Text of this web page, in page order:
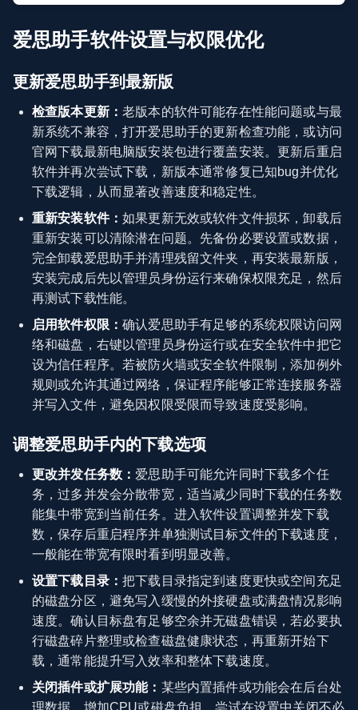
爱思助手软件设置与权限优化
更新爱思助手到最新版
检查版本更新：老版本的软件可能存在性能问题或与最
新系统不兼容，打开爱思助手的更新检查功能，或访问
官网下载最新电脑版安装包进行覆盖安装。更新后重启
软件并再次尝试下载，新版本通常修复已知bug并优化
下载逻辑，从而显著改善速度和稳定性。
重新安装软件：如果更新无效或软件文件损坏，卸载后
重新安装可以清除潜在问题。先备份必要设置或数据，
完全卸载爱思助手并清理残留文件夹，再安装最新版，
安装完成后先以管理员身份运行来确保权限充足，然后
再测试下载性能。
启用软件权限：确认爱思助手有足够的系统权限访问网
络和磁盘，右键以管理员身份运行或在安全软件中把它
设为信任程序。若被防火墙或安全软件限制，添加例外
规则或允许其通过网络，保证程序能够正常连接服务器
并写入文件，避免因权限受限而导致速度受影响。
调整爱思助手内的下载选项
更改并发任务数： 爱思助手可能允许同时下载多个任
务，过多并发会分散带宽，适当减少同时下载的任务数
能集中带宽到当前任务。进入软件设置调整并发下载
数，保存后重启程序并单独测试目标文件的下载速度，
一般能在带宽有限时看到明显改善。
设置下载目录：把下载目录指定到速度更快或空间充足
的磁盘分区，避免写入缓慢的外接硬盘或满盘情况影响
速度。确认目标盘有足够空余并无磁盘错误，若必要执
行磁盘碎片整理或检查磁盘健康状态，再重新开始下
载，通常能提升写入效率和整体下载速度。
关闭插件或扩展功能： 某些内置插件或功能会在后台处